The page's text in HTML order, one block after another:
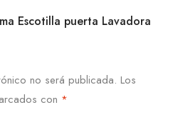
Escotilla puerta Lavadora
no será publicada. Los
con *